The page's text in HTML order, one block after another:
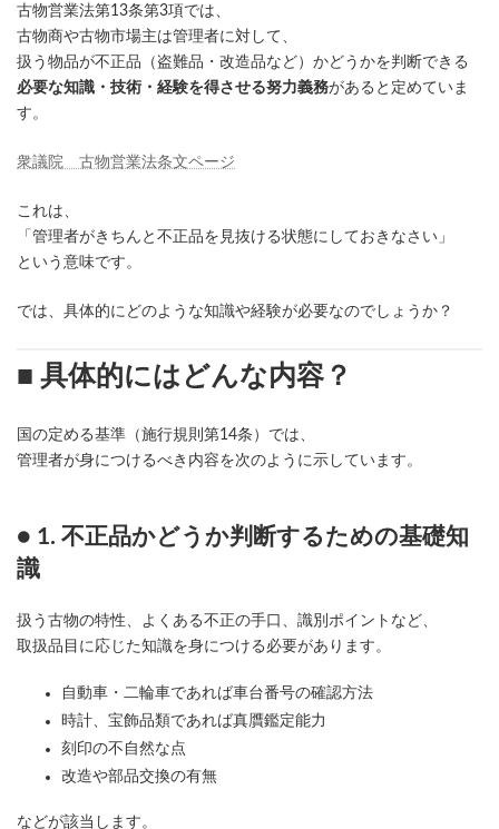
古物営業法第13条第3項では、
古物商や古物市場主は管理者に対して、
扱う物品が不正品（盗難品・改造品など）かどうかを判断できる
必要な知識・技術・経験を得させる努力義務があると定めていま
す。
衆議院 古物営業法条文ページ
これは、
「管理者がきちんと不正品を見抜ける状態にしておきなさい」
という意味です。
では、具体的にどのような知識や経験が必要なのでしょうか？
■ 具体的にはどんな内容？
国の定める基準（施行規則第14条）では、
管理者が身につけるべき内容を次のように示しています。
● 1. 不正品かどうか判断するための基礎知
識
扱う古物の特性、よくある不正の手口、識別ポイントなど、
取扱品目に応じた知識を身につける必要があります。
自動車・二輪車であれば車台番号の確認方法
時計、宝飾品類であれば真贋鑑定能力
刻印の不自然な点
改造や部品交換の有無
などが該当します。